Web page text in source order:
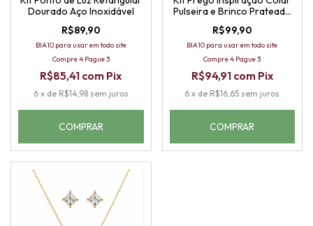
Dourado Aço Inoxidável
R$89,90
BIA10 para usar em todo site
Compre 4 Pague 3
R$85,41 com Pix
6 x de R$14,98 sem juros
Pulseira e Brinco Prateado
Aço Inoxidável
R$99,90
BIA10 para usar em todo site
Compre 4 Pague 3
R$94,91 com Pix
6 x de R$16,65 sem juros